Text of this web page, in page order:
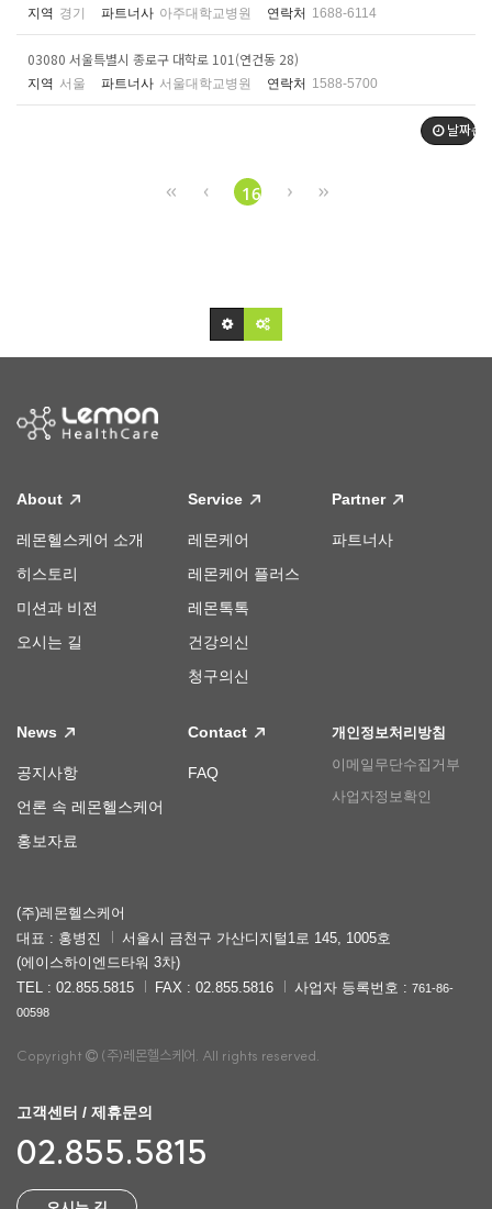
지역 경기 파트너사 아주대학교병원 연락처 1688-6114
03080 서울특별시 종로구 대학로 101(연건동 28)
지역 서울 파트너사 서울대학교병원 연락처 1588-5700
날짜순
16
About
레몬헬스케어 소개
히스토리
미션과 비전
오시는 길
Service
레몬케어
레몬케어 플러스
레몬톡톡
건강의신
청구의신
Partner
파트너사
News
공지사항
언론 속 레몬헬스케어
홍보자료
Contact
FAQ
개인정보처리방침
이메일무단수집거부
사업자정보확인
(주)레몬헬스케어
대표 : 홍병진
서울시 금천구 가산디지털1로 145, 1005호
(에이스하이엔드타워 3차)
TEL : 02.855.5815
FAX : 02.855.5816 사업자 등록번호 : 761-86-
00598
Copyright (주)레몬헬스케어. All rights reserved.
고객센터 / 제휴문의
02.855.5815